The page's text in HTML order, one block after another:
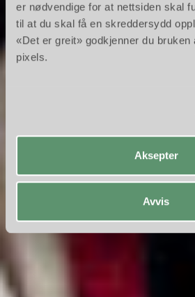
er nødvendige for at nettsiden skal
til at du skal få en skreddersydd
«Det er greit» godkjenner du bruken
pixels.
Aksepter
Avvis
Askeladden